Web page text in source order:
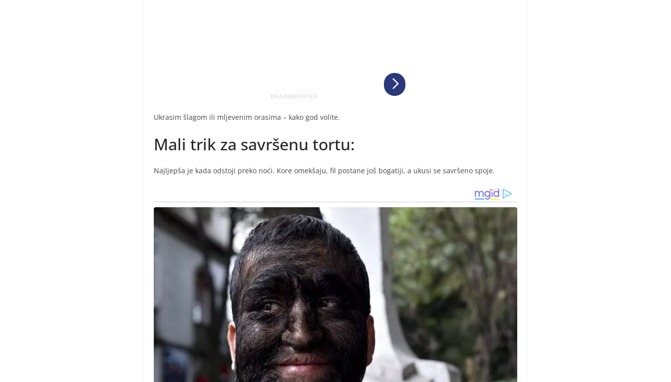
Ukrasim šlagom ili mljevenim orasima – kako god volite.
Mali trik za savršenu tortu:
Najljepša je kada odstoji preko noći. Kore omekšaju, fil postane još bogatiji, a ukusi se savršeno spoje.